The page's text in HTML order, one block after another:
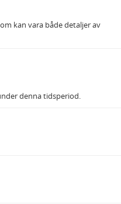
kan vara både detaljer av
denna tidsperiod.